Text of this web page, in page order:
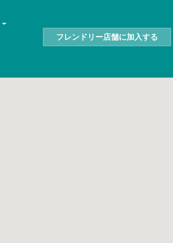
フレンドリー店舗に加入する